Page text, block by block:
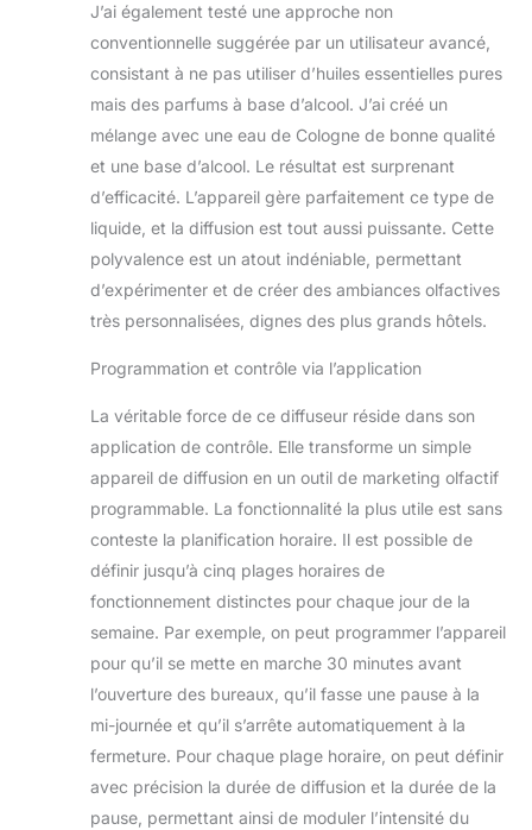
J’ai également testé une approche non
conventionnelle suggérée par un utilisateur avancé,
consistant à ne pas utiliser d’huiles essentielles pures
mais des parfums à base d’alcool. J’ai créé un
mélange avec une eau de Cologne de bonne qualité
et une base d’alcool. Le résultat est surprenant
d’efficacité. L’appareil gère parfaitement ce type de
liquide, et la diffusion est tout aussi puissante. Cette
polyvalence est un atout indéniable, permettant
d’expérimenter et de créer des ambiances olfactives
très personnalisées, dignes des plus grands hôtels.
Programmation et contrôle via l’application
La véritable force de ce diffuseur réside dans son
application de contrôle. Elle transforme un simple
appareil de diffusion en un outil de marketing olfactif
programmable. La fonctionnalité la plus utile est sans
conteste la planification horaire. Il est possible de
définir jusqu’à cinq plages horaires de
fonctionnement distinctes pour chaque jour de la
semaine. Par exemple, on peut programmer l’appareil
pour qu’il se mette en marche 30 minutes avant
l’ouverture des bureaux, qu’il fasse une pause à la
mi-journée et qu’il s’arrête automatiquement à la
fermeture. Pour chaque plage horaire, on peut définir
avec précision la durée de diffusion et la durée de la
pause, permettant ainsi de moduler l’intensité du